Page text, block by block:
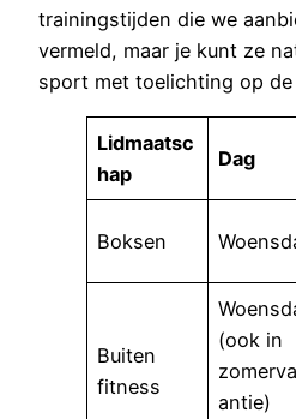
trainingstijden die we
vermeld, maar je kunt ze
sport met toelichting op
Lidmaatsc
hap
Dag
Boksen
Buiten
fitness
(ook in
antie)